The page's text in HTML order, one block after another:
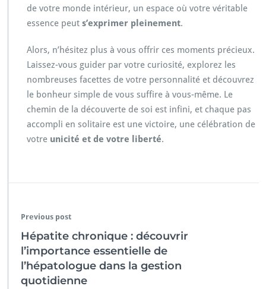
de votre monde intérieur, un espace où votre véritable
essence peut s’exprimer pleinement.
Alors, n’hésitez plus à vous offrir ces moments précieux.
Laissez-vous guider par votre curiosité, explorez les
nombreuses facettes de votre personnalité et découvrez
le bonheur simple de vous suffire à vous-même. Le
chemin de la découverte de soi est infini, et chaque pas
accompli en solitaire est une victoire, une célébration de
votre unicité et de votre liberté.
Previous post
Hépatite chronique : découvrir
l’importance essentielle de
l’hépatologue dans la gestion
quotidienne